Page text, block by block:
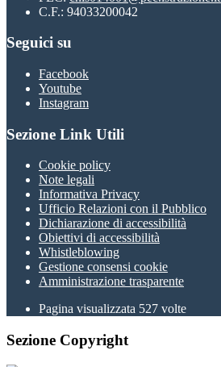
C.F.: 94033200042
Seguici su
Facebook
Youtube
Instagram
Sezione Link Utili
Cookie policy
Note legali
Informativa Privacy
Ufficio Relazioni con il Pubblico
Dichiarazione di accessibilità
Obiettivi di accessibilità
Whistleblowing
Gestione consensi cookie
Amministrazione trasparente
Pagina visualizzata 527 volte
Sezione Copyright